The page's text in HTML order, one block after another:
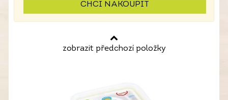
CHCI NAKOUPIT
zobrazit předchozí položky